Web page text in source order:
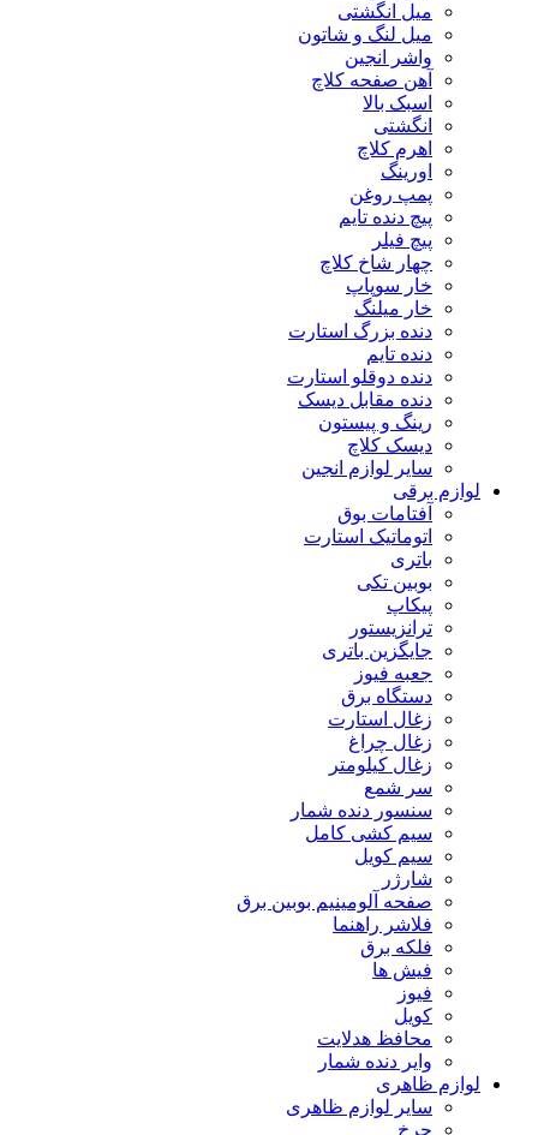
میل انگشتی
میل لنگ و شاتون
واشر انجین
آهن صفحه کلاچ
اسبک بالا
انگشتی
اهرم کلاچ
اورینگ
پمپ روغن
پیچ دنده تایم
پیچ فیلر
چهار شاخ کلاچ
خار سوپاپ
خار میلنگ
دنده بزرگ استارت
دنده تایم
دنده دوقلو استارت
دنده مقابل دیسک
رینگ و پیستون
دیسک کلاچ
سایر لوازم انجین
لوازم برقی
آفتامات بوق
اتوماتیک استارت
باتری
بوبین تکی
پیکاپ
ترانزیستور
جایگزین باتری
جعبه فیوز
دستگاه برق
زغال استارت
زغال چراغ
زغال کیلومتر
سر شمع
سنسور دنده شمار
سیم کشی کامل
سیم کویل
شارژر
صفحه آلومینیم بوبین برق
فلاشر راهنما
فلکه برق
فیش ها
فیوز
کویل
محافظ هدلایت
وایر دنده شمار
لوازم ظاهری
سایر لوازم ظاهری
چرخ